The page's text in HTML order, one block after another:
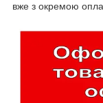
вже з окремою